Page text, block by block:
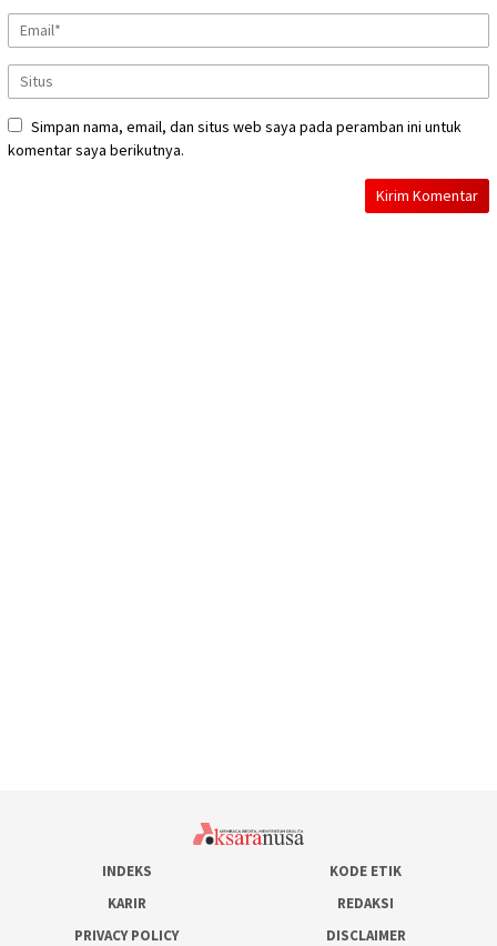
Simpan nama, email, dan situs web saya pada peramban ini untuk
komentar saya berikutnya.
INDEKS
KODE ETIK
KARIR
REDAKSI
PRIVACY POLICY
DISCLAIMER